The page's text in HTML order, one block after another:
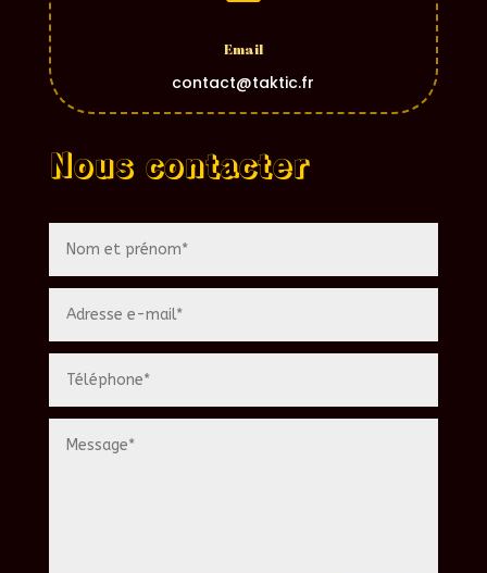
Email
contact@taktic.fr
Nous contacter